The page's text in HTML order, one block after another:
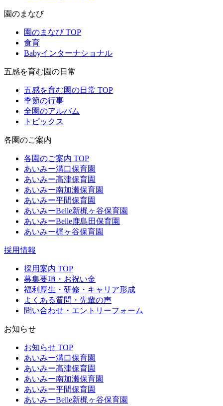
園のまなび
園のまなび TOP
食育
Babyインターナショナル
五感を育む園の日常
五感を育む園の日常 TOP
季節の行事
全園のアルバム
トピックス
各園のご案内
各園のご案内 TOP
あいみー溝口保育園
あいみー高津保育園
あいみー南加瀬保育園
あいみー平間保育園
あいみーBelle新梶ヶ谷保育園
あいみーBelle鹿島田保育園
あいみー梶ヶ谷保育園
採用情報
採用案内 TOP
募集要項・お祝い金
福利厚生・研修・キャリア形成
よくある質問・先輩の声
問い合わせ・エントリーフォーム
お知らせ
お知らせ TOP
あいみー溝口保育園
あいみー高津保育園
あいみー南加瀬保育園
あいみー平間保育園
あいみーBelle新梶ヶ谷保育園